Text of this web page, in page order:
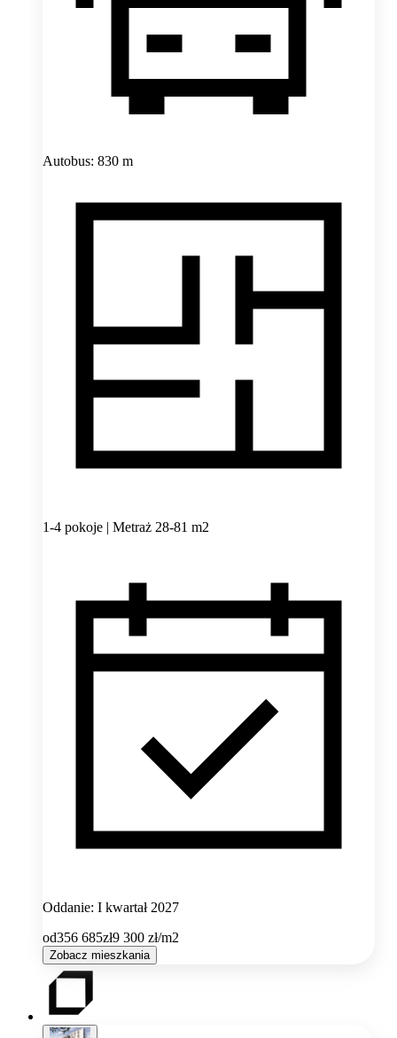
Autobus: 830 m
1-4 pokoje | Metraż 28-81 m2
Oddanie: I kwartał 2027
od356 685zł9 300 zł/m2
Zobacz mieszkania